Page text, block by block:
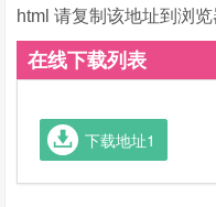
html 请复制该地址到浏
在线下载列表
下载地址1